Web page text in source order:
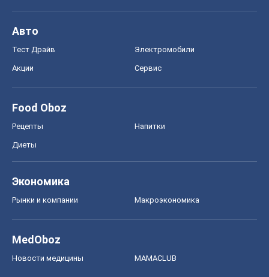
Авто
Тест Драйв Электромобили
Акции Сервис
Food Oboz
Рецепты Напитки
Диеты
Экономика
Рынки и компании Mакроэкономика
MedOboz
Новости медицины MAMACLUB